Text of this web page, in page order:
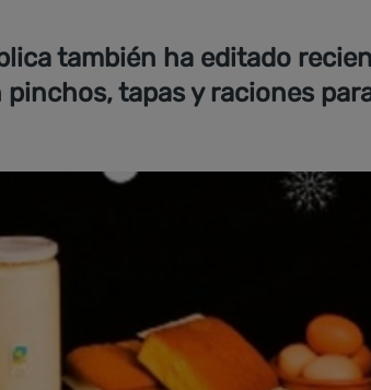
también ha editado
tapas y raciones